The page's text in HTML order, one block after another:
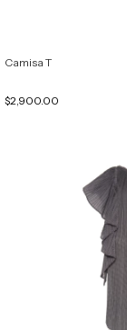
Camisa T
$2,900.00